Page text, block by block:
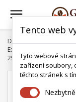
Domů
Exclusives
250g
Tento web
Tyto webové
zařízení soubory,
těchto stránek s